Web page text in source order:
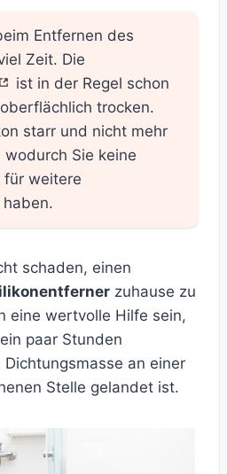
Entfernen des
Zeit. Die
ist in der Regel schon
trocken.
starr und nicht mehr
wodurch Sie keine
für weitere
schaden, einen
zuhause zu
eine wertvolle Hilfe sein,
paar Stunden
an einer
Stelle gelandet ist.